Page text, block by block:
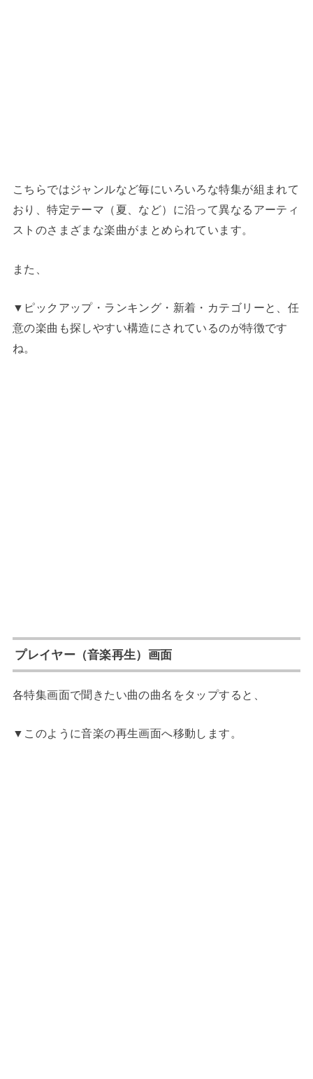
こちらではジャンルなど毎にいろいろな特集が組まれて
おり、特定テーマ（夏、など）に沿って異なるアーティ
ストのさまざまな楽曲がまとめられています。
また、
▼ピックアップ・ランキング・新着・カテゴリーと、任
意の楽曲も探しやすい構造にされているのが特徴です
ね。
プレイヤー（音楽再生）画面
各特集画面で聞きたい曲の曲名をタップすると、
▼このように音楽の再生画面へ移動します。